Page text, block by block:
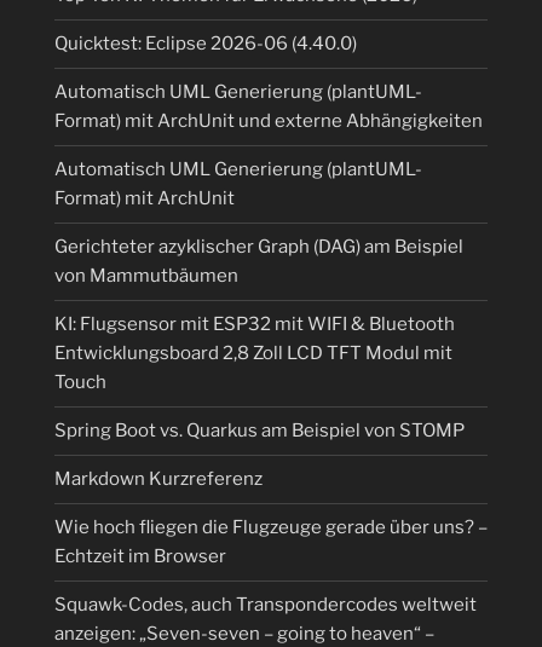
Quicktest: Eclipse 2026-06 (4.40.0)
Automatisch UML Generierung (plantUML-
Format) mit ArchUnit und externe Abhängigkeiten
Automatisch UML Generierung (plantUML-
Format) mit ArchUnit
Gerichteter azyklischer Graph (DAG) am Beispiel
von Mammutbäumen
KI: Flugsensor mit ESP32 mit WIFI & Bluetooth
Entwicklungsboard 2,8 Zoll LCD TFT Modul mit
Touch
Spring Boot vs. Quarkus am Beispiel von STOMP
Markdown Kurzreferenz
Wie hoch fliegen die Flugzeuge gerade über uns? –
Echtzeit im Browser
Squawk-Codes, auch Transpondercodes weltweit
anzeigen: „Seven-seven – going to heaven“ –